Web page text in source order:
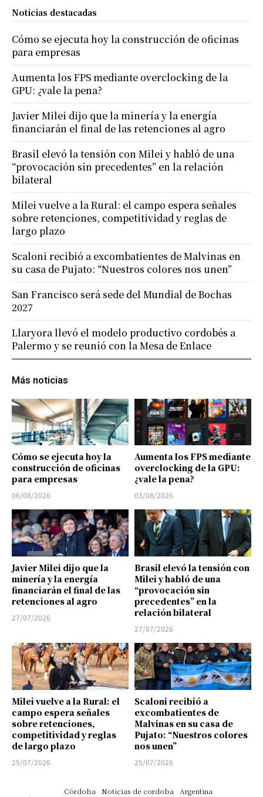
Más noticias
Cómo se ejecuta hoy la
construcción de oficinas
para empresas
06/08/2026
Aumenta los FPS mediante
overclocking de la GPU:
¿vale la pena?
03/08/2026
Javier Milei dijo que la
minería y la energía
financiarán el final de las
retenciones al agro
27/07/2026
Brasil elevó la tensión con
Milei y habló de una
“provocación sin
precedentes” en la
relación bilateral
27/07/2026
Milei vuelve a la Rural: el
campo espera señales
sobre retenciones,
competitividad y reglas
de largo plazo
25/07/2026
Scaloni recibió a
excombatientes de
Malvinas en su casa de
Pujato: “Nuestros colores
nos unen”
25/07/2026
Córdoba Noticias de cordoba Argentina
Noticias destacadas
Cómo se ejecuta hoy la construcción de oficinas
para empresas
Aumenta los FPS mediante overclocking de la
GPU: ¿vale la pena?
Javier Milei dijo que la minería y la energía
financiarán el final de las retenciones al agro
Brasil elevó la tensión con Milei y habló de una
“provocación sin precedentes” en la relación
bilateral
Milei vuelve a la Rural: el campo espera señales
sobre retenciones, competitividad y reglas de
largo plazo
Scaloni recibió a excombatientes de Malvinas en
su casa de Pujato: “Nuestros colores nos unen”
San Francisco será sede del Mundial de Bochas
2027
Llaryora llevó el modelo productivo cordobés a
Palermo y se reunió con la Mesa de Enlace